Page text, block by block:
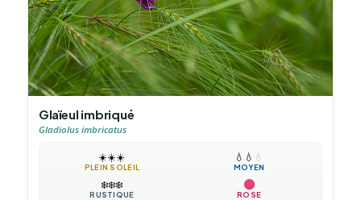
Glaïeul imbriqué
Gladiolus imbricatus
☀️☀️☀️
PLEIN SOLEIL
💧 💧 💧
MOYEN
❄️❄️❄️
RUSTIQUE ROSE